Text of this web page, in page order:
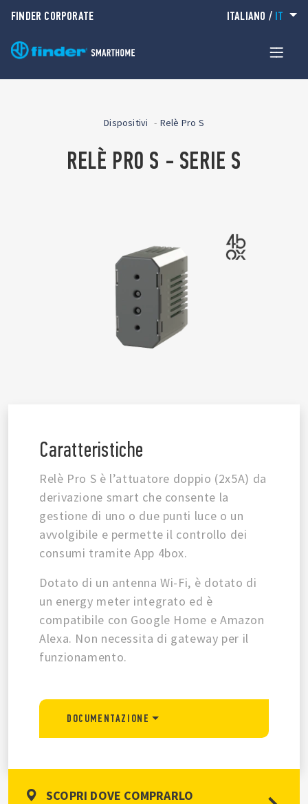
FINDER CORPORATE ITALIANO / IT
Dispositivi Relè Pro S
RELÈ PRO S - SERIE S
Caratteristiche
Relè Pro S è l’attuatore doppio (2x5A) da
derivazione smart che consente la
gestione di uno o due punti luce o un
avvolgibile e permette il controllo dei
consumi tramite App 4box.
Dotato di un antenna Wi-Fi, è dotato di
un energy meter integrato ed è
compatibile con Google Home e Amazon
Alexa. Non necessita di gateway per il
funzionamento.
DOCUMENTAZIONE
SCOPRI DOVE COMPRARLO